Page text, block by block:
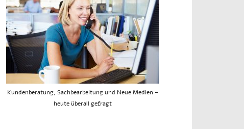
Kundenberatung, Sachbearbeitung und Neue Medien –
heute überall gefragt